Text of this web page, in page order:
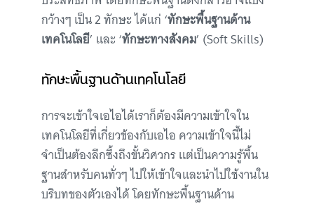
กว้างๆ เป็น 2 ทักษะ ได้แก่ ‘ทักษะพื้นฐานด้าน
เทคโนโลยี’ และ ‘ทักษะทางสังคม’ (Soft Skills)
ทักษะพื้นฐานด้านเทคโนโลยี
การจะเข้าใจเอไอได้เราก็ต้องมีความเข้าใจใน
เทคโนโลยีที่เกี่ยวข้องกับเอไอ ความเข้าใจนี้ไม่
จำเป็นต้องลึกซึ้งถึงขั้นวิศวกร แต่เป็นความรู้พื้น
ฐานสำหรับคนทั่วๆ ไปให้เข้าใจและนำไปใช้งานใน
บริบทของตัวเองได้ โดยทักษะพื้นฐานด้าน